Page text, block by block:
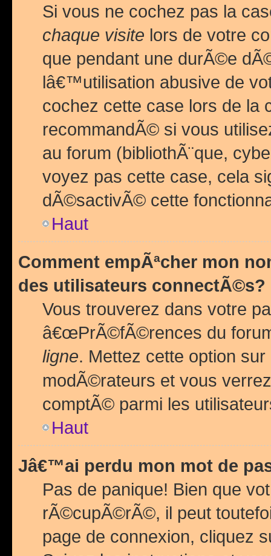
Si vous ne cochez pas la
chaque visite lors de votre
que pendant une durÃ©e
lâ€™utilisation abusive de
cochez cette case lors de
recommandÃ© si vous
au forum (bibliothÃ¨que,
voyez pas cette case, cela
dÃ©sactivÃ© cette
Haut
Comment empÃªcher mon
des utilisateurs connectÃ©s?
Vous trouverez dans votre
â€œPrÃ©fÃ©rences du
ligne. Mettez cette option sur
modÃ©rateurs et vous
comptÃ© parmi les
Haut
Jâ€™ai perdu mon mot de
Pas de panique! Bien que
rÃ©cupÃ©rÃ©, il peut
page de connexion, cliquez